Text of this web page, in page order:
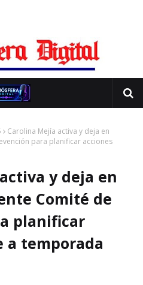
Carolina Mejía activa y deja en
para planificar acciones
y deja en
Comité de
planificar
a temporada